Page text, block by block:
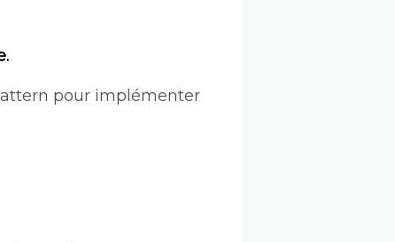
pour implémenter